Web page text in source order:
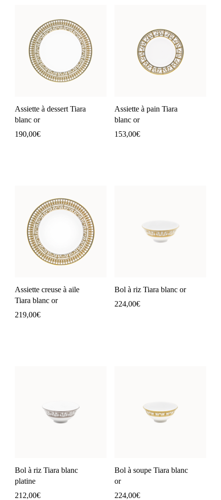
Assiette à dessert Tiara
blanc or
190,00€
Assiette à pain Tiara
blanc or
153,00€
Assiette creuse à aile
Tiara blanc or
219,00€
Bol à riz Tiara blanc or
224,00€
Bol à riz Tiara blanc
platine
212,00€
Bol à soupe Tiara blanc
or
224,00€